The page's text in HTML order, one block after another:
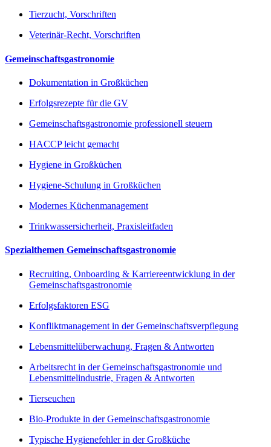
Tierzucht, Vorschriften
Veterinär-Recht, Vorschriften
Gemeinschaftsgastronomie
Dokumentation in Großküchen
Erfolgsrezepte für die GV
Gemeinschaftsgastronomie professionell steuern
HACCP leicht gemacht
Hygiene in Großküchen
Hygiene-Schulung in Großküchen
Modernes Küchenmanagement
Trinkwassersicherheit, Praxisleitfaden
Spezialthemen Gemeinschaftsgastronomie
Recruiting, Onboarding & Karriereentwicklung in der
Gemeinschaftsgastronomie
Erfolgsfaktoren ESG
Konfliktmanagement in der Gemeinschaftsverpflegung
Lebensmittelüberwachung, Fragen & Antworten
Arbeitsrecht in der Gemeinschaftsgastronomie und
Lebensmittelindustrie, Fragen & Antworten
Tierseuchen
Bio-Produkte in der Gemeinschaftsgastronomie
Typische Hygienefehler in der Großküche